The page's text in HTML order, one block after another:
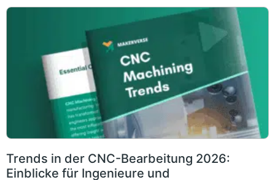
Trends in der CNC-Bearbeitung 2026:
Einblicke für Ingenieure und